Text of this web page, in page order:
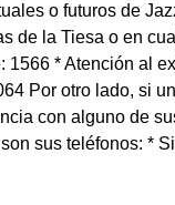
o futuros de
de la Tiesa o en
* Atención al
Por otro lado, si
con alguno de
sus teléfonos: *